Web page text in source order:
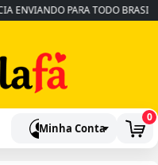
PARA TODO BRASIL
Minha Conta
0